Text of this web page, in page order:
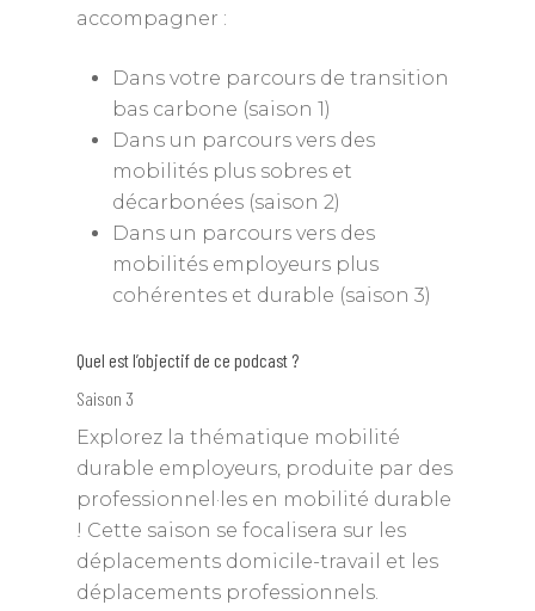
accompagner :
Dans votre parcours de transition
bas carbone (saison 1)
Dans un parcours vers des
mobilités plus sobres et
décarbonées (saison 2)
Dans un parcours vers des
mobilités employeurs plus
cohérentes et durable (saison 3)
Quel est l’objectif de ce podcast ?
Saison 3
Explorez la thématique mobilité
durable employeurs, produite par des
professionnel·les en mobilité durable
! Cette saison se focalisera sur les
déplacements domicile-travail et les
déplacements professionnels.